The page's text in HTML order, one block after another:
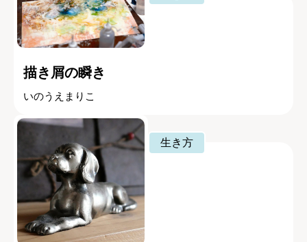
描き屑の瞬き
いのうえまりこ
生き方